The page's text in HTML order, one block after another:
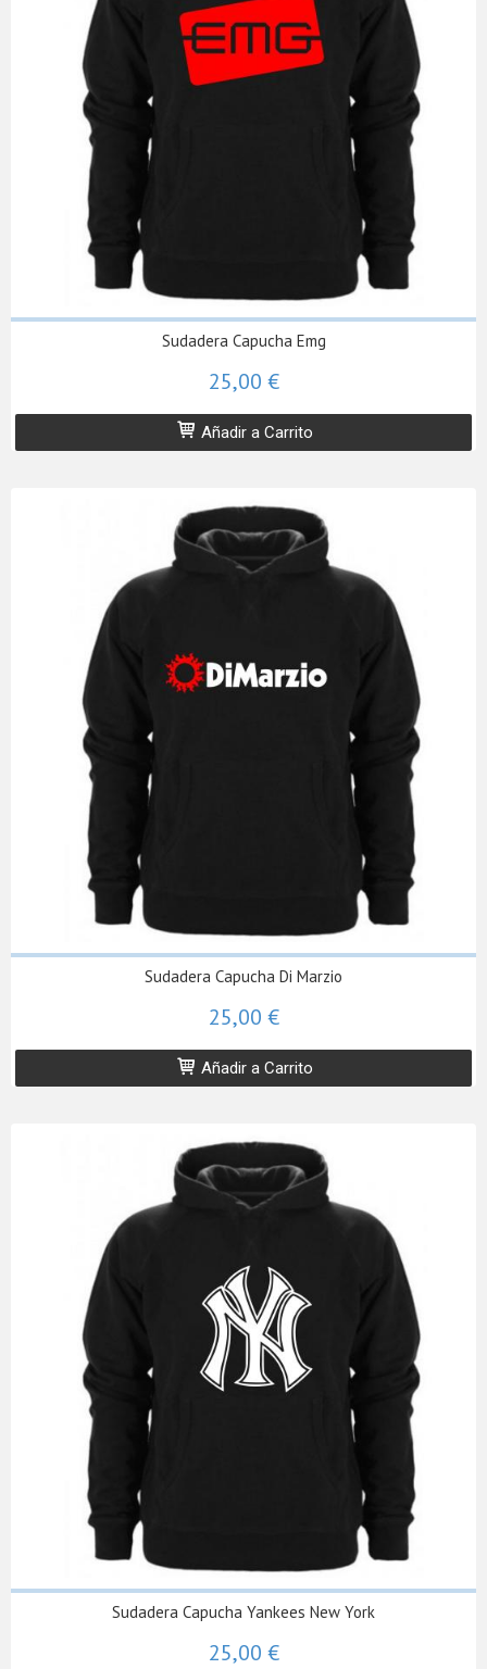
Sudadera Capucha Emg
25,00 €
Añadir a Carrito
Sudadera Capucha Di Marzio
25,00 €
Añadir a Carrito
Sudadera Capucha Yankees New York
25,00 €